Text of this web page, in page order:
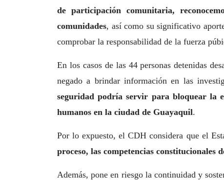
de participación comunitaria,
comunidades, así como su significativo
comprobar la responsabilidad de la fuerza
En los casos de las 44 personas detenidas
negado a brindar información en las
seguridad podría servir para bloquear la
humanos en la ciudad de Guayaquil.
Por lo expuesto, el CDH considera que el
proceso, las competencias constitucionales
Además, pone en riesgo la continuidad y